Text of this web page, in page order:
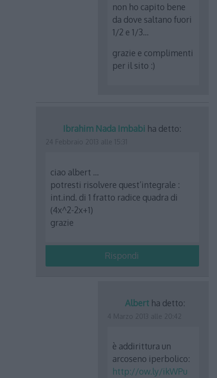
non ho capito bene
da dove saltano fuori
1/2 e 1/3…
grazie e complimenti
per il sito :)
Ibrahim Nada Imbabi ha detto:
ciao albert …
potresti risolvere quest’integrale :
int.ind. di 1 fratto radice quadra di
(4x^2-2x+1)
grazie
Rispondi
Albert ha detto:
è addirittura un
arcoseno iperbolico:
http://ow.ly/ikWPu